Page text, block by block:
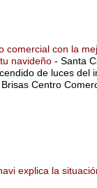
comercial con la
navideño - Santa
de luces del
Centro
explica la